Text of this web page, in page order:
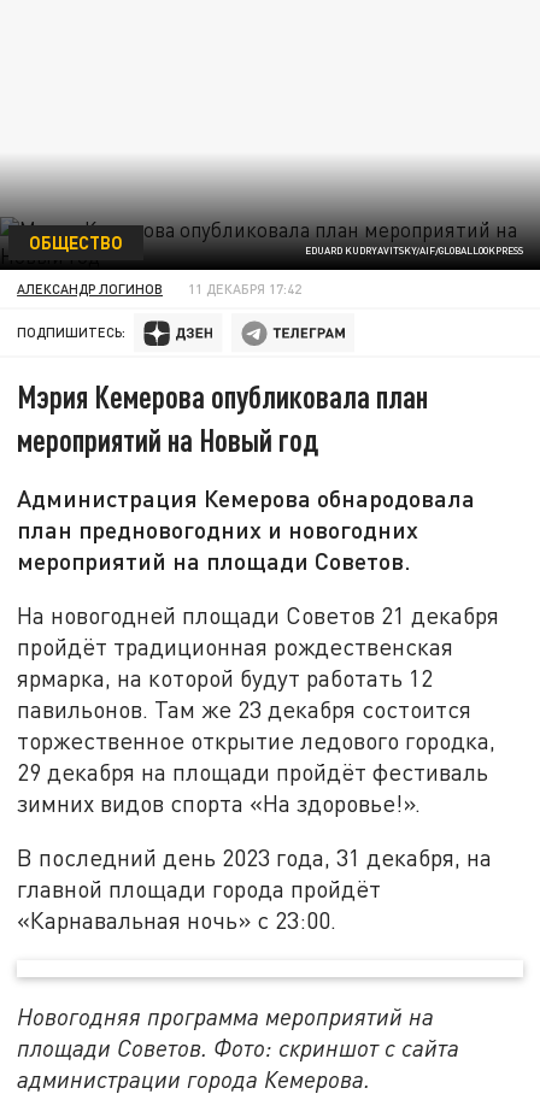
EDUARD KUDRYAVITSKY/AIF/GLOBALLOOKPRESS
ОБЩЕСТВО
АЛЕКСАНДР ЛОГИНОВ 11 ДЕКАБРЯ 17:42
ПОДПИШИТЕСЬ:
Мэрия Кемерова опубликовала план
мероприятий на Новый год
Администрация Кемерова обнародовала
план предновогодних и новогодних
мероприятий на площади Советов.
На новогодней площади Советов 21 декабря
пройдёт традиционная рождественская
ярмарка, на которой будут работать 12
павильонов. Там же 23 декабря состоится
торжественное открытие ледового городка,
29 декабря на площади пройдёт фестиваль
зимних видов спорта «На здоровье!».
В последний день 2023 года, 31 декабря, на
главной площади города пройдёт
«Карнавальная ночь» с 23:00.
Новогодняя программа мероприятий на
площади Советов. Фото: скриншот с сайта
администрации города Кемерова.